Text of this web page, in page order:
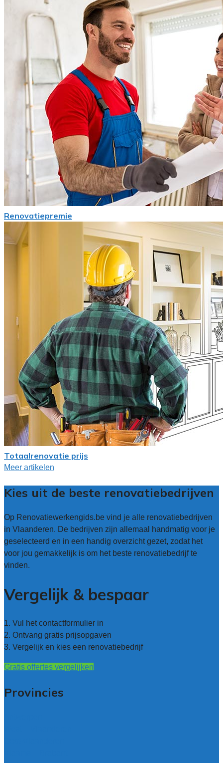
Renovatiepremie
Totaalrenovatie prijs
Meer artikelen
Kies uit de beste renovatiebedrijven
Op Renovatiewerkengids.be vind je alle renovatiebedrijven
in Vlaanderen. De bedrijven zijn allemaal handmatig voor je
geselecteerd en in een handig overzicht gezet, zodat het
voor jou gemakkelijk is om het beste renovatiebedrijf te
vinden.
Vergelijk & bespaar
1. Vul het contactformulier in
2. Ontvang gratis prijsopgaven
3. Vergelijk en kies een renovatiebedrijf
Gratis offertes vergelijken
Provincies